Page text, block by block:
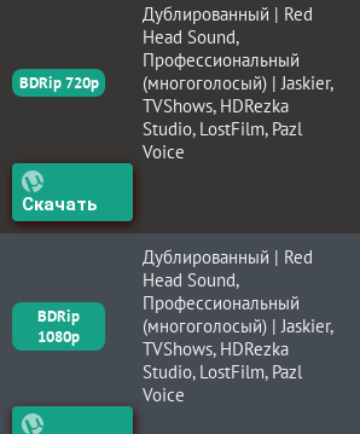
BDRip 720p
Дублированный | Red
Head Sound,
Профессиональный
(многоголосый) | Jaskier,
TVShows, HDRezka
Studio, LostFilm, Pazl
Voice
Скачать
BDRip
1080p
Дублированный | Red
Head Sound,
Профессиональный
(многоголосый) | Jaskier,
TVShows, HDRezka
Studio, LostFilm, Pazl
Voice